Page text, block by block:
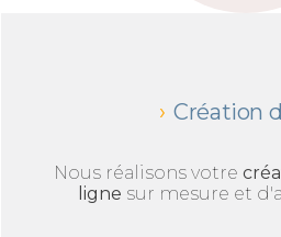
Création
Nous réalisons votre
ligne sur mesure et